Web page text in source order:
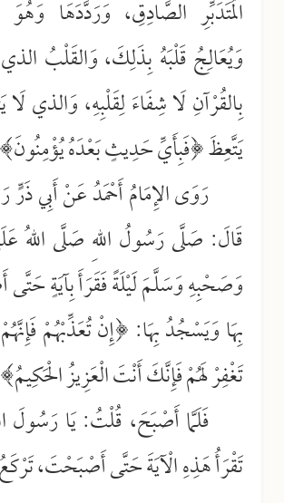
المُتَدَبِّرِ الصَّادِقِ، وَرَدَّدَهَا وَهُوَ
وَيُعَالِجُ قَلْبَهُ بِذَلِكَ، وَالقَلْبُ
بِالقُرْآنِ لَا شِفَاءَ لِقَلْبِهِ، وَالذي
يَتَّعِظَ ﴿فَبِأَيِّ حَدِيثٍ بَعْدَهُ
رَوَى الإِمَامُ أَحْمَدُ عَنْ أَبِي ذَرٍّ
قَالَ: صَلَّى رَسُولُ اللهِ صَلَّى اللهُ
وَصَحْبِهِ وَسَلَّمَ لَيْلَةً فَقَرَأَ بِآيَةٍ
بِهَا وَيَسْجُدُ بِهَا: ﴿إِنْ تُعَذِّبْهُمْ
تَغْفِرْ لَهُمْ فَإِنَّكَ أَنْتَ الْعَزِيزُ
فَلَمَّا أَصْبَحَ، قُلْتُ: يَا رَسُولَ
تَقْرَأُ هَذِهِ الْآيَةَ حَتَّى أَصْبَحْتَ،